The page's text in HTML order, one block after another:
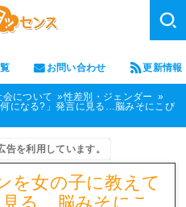
お問い合わせ 更新情報
会について
性差別・ジェンダー
になる?」発言に見る…脳みそにこび
告を利用しています。
を女の子に教えて
る…脳みそにこ